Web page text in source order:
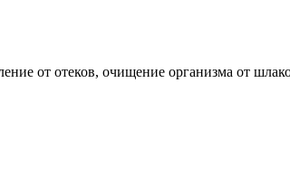
от отеков, очищение организма от